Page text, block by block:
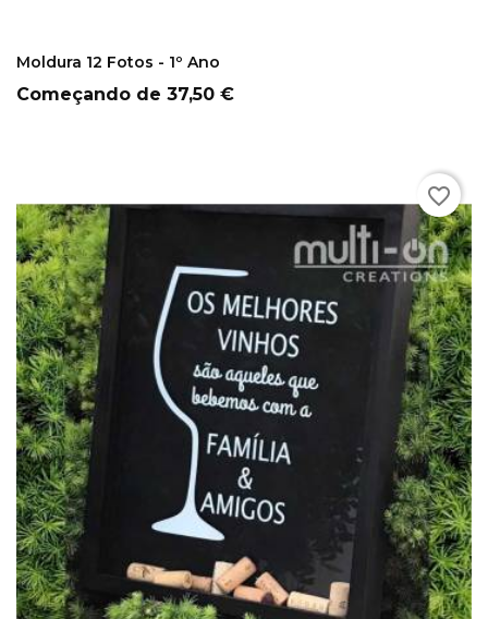
Moldura 12 Fotos - 1º Ano
Começando de Preço
37,50 €
favorite_border